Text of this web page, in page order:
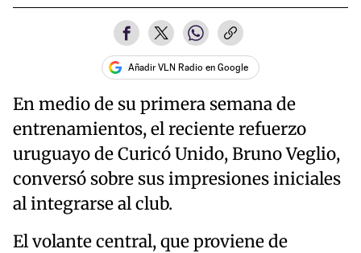
Añadir VLN Radio en Google
En medio de su primera semana de
entrenamientos, el reciente refuerzo
uruguayo de Curicó Unido, Bruno Veglio,
conversó sobre sus impresiones iniciales
al integrarse al club.
El volante central, que proviene de